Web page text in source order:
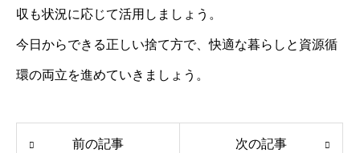
収も状況に応じて活用しましょう。
今日からできる正しい捨て方で、快適な暮らしと資源循
環の両立を進めていきましょう。
前の記事 次の記事